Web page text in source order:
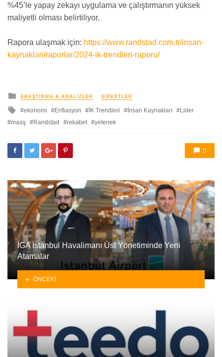
%45’le yapay zekayı uygulama ve çalıştırmanın yüksek
maliyetli olması belirtiliyor.
Rapora ulaşmak için: https://www.randstad.com.tr/insan-
kaynaklari/raporlar/2024-ik-trendleri-raporu/
yayınlanan
ARAŞTIRMA & ANALIZLER ŞIRKETLER
ile
etkilendi
ekonomi Enflasyon İK Trendleri İnsan Kaynakları
Lider
maaş
Randstad rekabet yetenek
0
İGA İstanbul Havalimanı Üst Yönetiminde Yeni
Atamalar
ÖNCEKI